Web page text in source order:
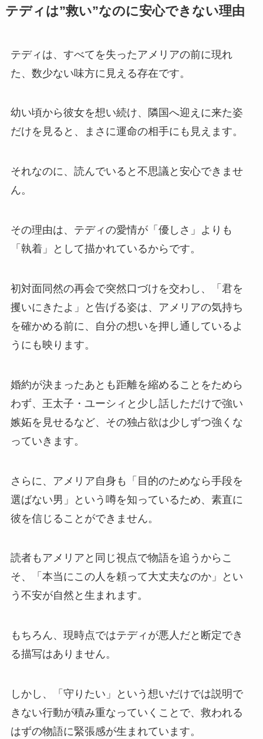
テディは”救い”なのに安心できない理由
テディは、すべてを失ったアメリアの前に現れ
た、数少ない味方に見える存在です。
幼い頃から彼女を想い続け、隣国へ迎えに来た姿
だけを見ると、まさに運命の相手にも見えます。
それなのに、読んでいると不思議と安心できませ
ん。
その理由は、テディの愛情が「優しさ」よりも
「執着」として描かれているからです。
初対面同然の再会で突然口づけを交わし、「君を
攫いにきたよ」と告げる姿は、アメリアの気持ち
を確かめる前に、自分の想いを押し通しているよ
うにも映ります。
婚約が決まったあとも距離を縮めることをためら
わず、王太子・ユーシィと少し話しただけで強い
嫉妬を見せるなど、その独占欲は少しずつ強くな
っていきます。
さらに、アメリア自身も「目的のためなら手段を
選ばない男」という噂を知っているため、素直に
彼を信じることができません。
読者もアメリアと同じ視点で物語を追うからこ
そ、「本当にこの人を頼って大丈夫なのか」とい
う不安が自然と生まれます。
もちろん、現時点ではテディが悪人だと断定でき
る描写はありません。
しかし、「守りたい」という想いだけでは説明で
きない行動が積み重なっていくことで、救われる
はずの物語に緊張感が生まれています。